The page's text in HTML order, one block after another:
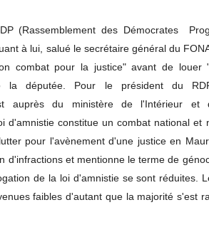
(Rassemblement des Démocrates
à lui, salué le secrétaire général du
combat pour la justice" avant de louer
la députée. Pour le président du
auprès du ministère de l'Intérieur et
d'amnistie constitue un combat national et
pour l'avènement d'une justice en
d'infractions et mentionne le terme de
de la loi d'amnistie se sont réduites.
faibles d'autant que la majorité s'est